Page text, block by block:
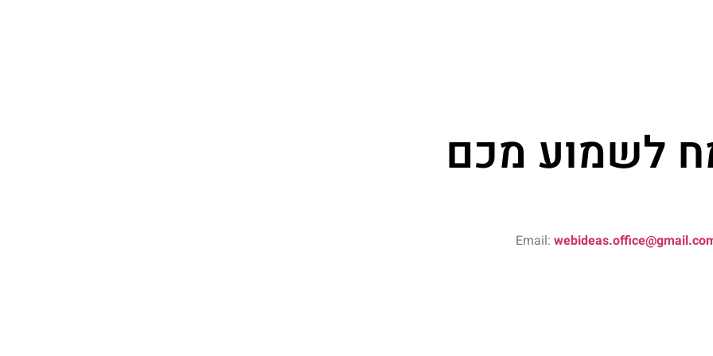
לשמוע מכם​
Email: